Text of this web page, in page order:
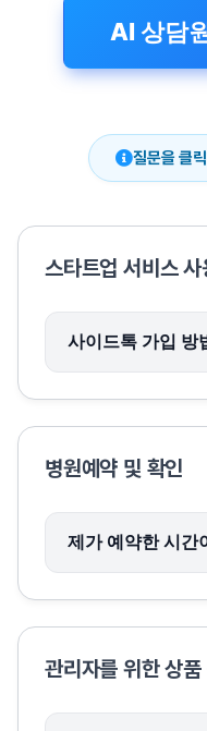
AI 상담
질문을 클
스타트업 서비스
사이드톡 가입 방
병원예약 및 확인
제가 예약한 시간
관리자를 위한 상